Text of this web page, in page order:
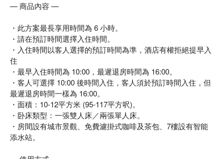
— 商品內容 —
・此方案最長享用時間為 6 小時。
・請在預訂時間選擇入住時間。
・入住時間以客人選擇的預訂時間為準，酒店有權拒絕提早入
住
・最早入住時間為 10:00，最遲退房時間為 16:00。
・客人可選擇 10:00 後時間入住，客人須於預訂時間入住，但
最遲退房時間一樣為 16:00。
・面積：10-12平方米 (95-117平方呎)。
・卧床類型：一張雙人床／兩張單人床。
・房間設有城市景觀、免費濾掛式咖啡及茶包、7樓設有智能
添水站。